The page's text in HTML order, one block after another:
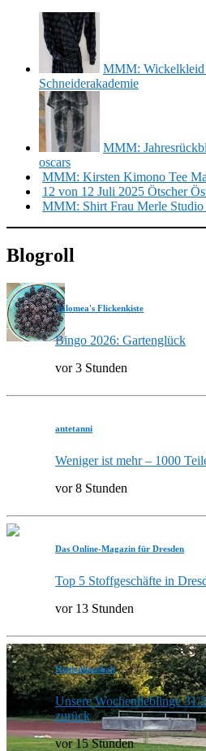
MMM:
Schneiderakademie
MMM:
oscars
MMM: Kirsten Kimono Tee
12 von 12 Juli 2025 Ötscher
MMM: Shirt Frau Merle
Blogroll
Valomea's Flickenkiste
Bingo 2026: Gartenglück
vor 3 Stunden
antetanni
Weniger ist mehr – 1000
vor 8 Stunden
Das Online-Magazin für Dresden
Top 5 Stoffgeschäfte in
vor 13 Stunden
Heldenhaushalt
Unsere Wochenlieblinge
zurück
vor 15 Stunden